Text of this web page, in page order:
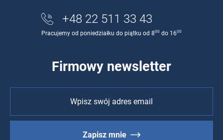
+48 22 511 33 43
Pracujemy od poniedziałku do piątku od 800 do 1600
Firmowy newsletter
Zapisz mnie